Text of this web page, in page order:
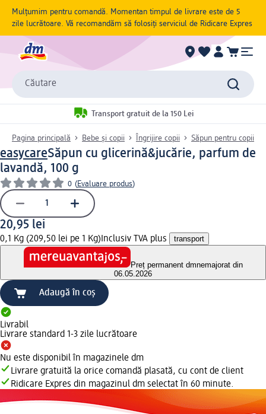
Mulțumim pentru comandă. Momentan timpul de livrare este de 5
zile lucrătoare. Vă recomandăm să folosiți serviciul de Ridicare Expres
Căutare
Transport gratuit de la 150 Lei
Pagina principală Bebe și copii Îngrijire copii Săpun pentru copii
easycareSăpun cu glicerină&jucărie, parfum de
lavandă, 100 g
0 (Evaluare produs)
20,95 lei
0,1 Kg (209,50 lei pe 1 Kg) Inclusiv TVA plus transport
Preț permanent dmnemajorat din
06.05.2026
Adaugă în coș
Livrabil
Livrare standard 1-3 zile lucrătoare
Nu este disponibil în magazinele dm
Livrare gratuită la orice comandă plasată, cu cont de client
Ridicare Expres din magazinul dm selectat în 60 minute.